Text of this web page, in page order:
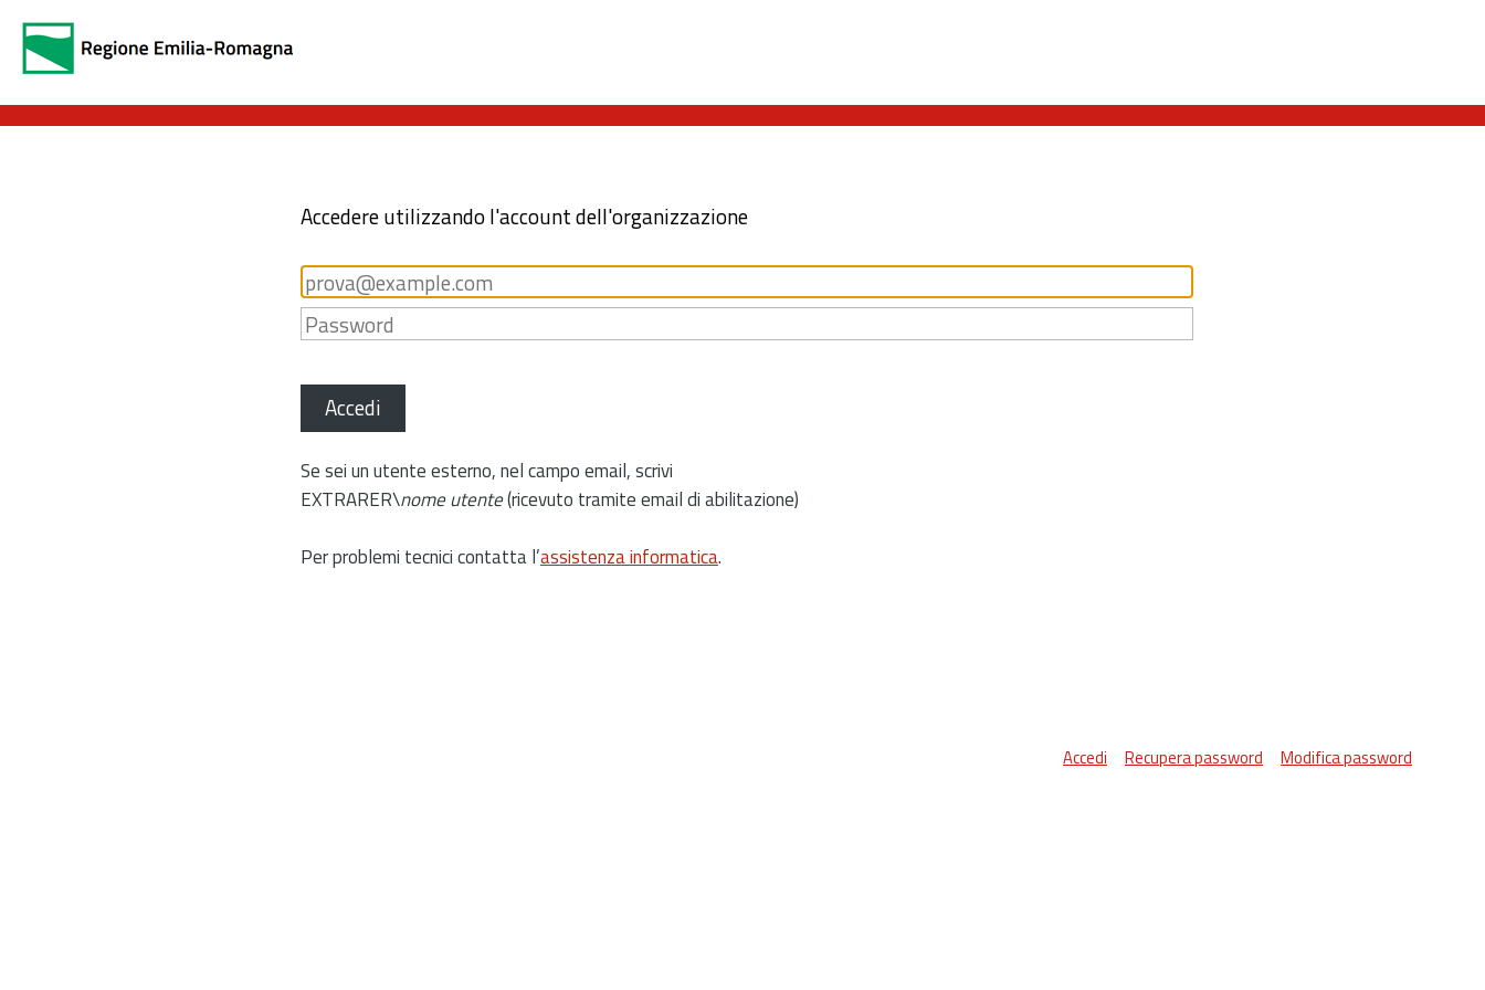
Accedere utilizzando l'account dell'organizzazione
Accedi
Se sei un utente esterno, nel campo email, scrivi
EXTRARER\nome utente(ricevuto tramite email di abilitazione)
Per problemi tecnici contatta l’assistenza informatica.
Accedi Recupera password Modifica password